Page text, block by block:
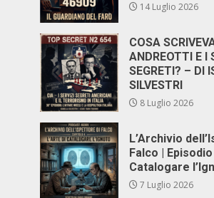
14 Luglio 2026
COSA
ANDREOTTI E I
SEGRETI? – DI
SILVESTRI
8 Luglio 2026
L’Archivio
Falco |
Catalogare
7 Luglio 2026